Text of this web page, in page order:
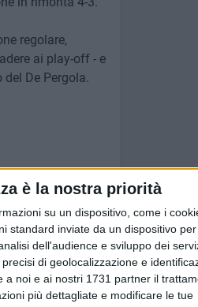
è la nostra priorità
su un dispositivo, come i
standard inviate da un dispositivo
dell'audience e sviluppo dei
di geolocalizzazione e
noi e ai nostri 1731 partner il
più dettagliate e modificare le tue
regolare,
ai play-off - e
De Pergola.